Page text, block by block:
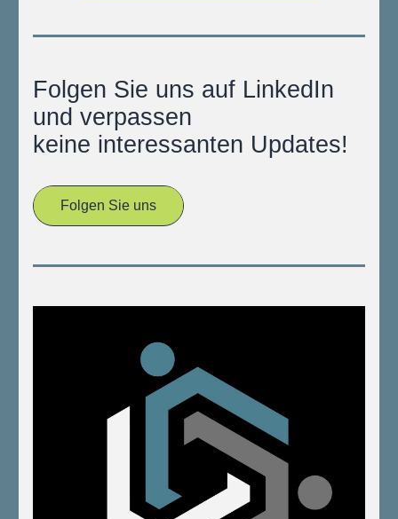
Folgen Sie uns auf LinkedIn
und verpassen
keine interessanten Updates!
Folgen Sie uns